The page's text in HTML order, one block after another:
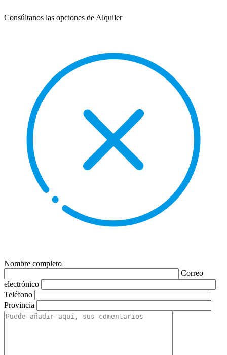
Consúltanos las opciones de Alquiler
Nombre completo
Correo
electrónico
Teléfono
Provincia